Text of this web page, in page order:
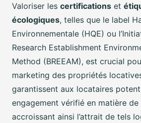
Valoriser les certifications et
écologiques, telles que le label
Environnementale (HQE) ou
Research Establishment
Method (BREEAM), est crucial
marketing des propriétés
garantissent aux locataires
engagement vérifié en matière de
accroissant ainsi l’attrait de tels